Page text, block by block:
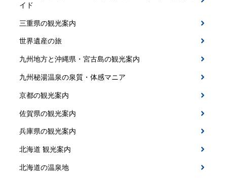
イド
三重県の観光案内
世界遺産の旅
九州地方と沖縄県・宮古島の観光案内
九州秘湯温泉の泉質・体感マニア
京都の観光案内
佐賀県の観光案内
兵庫県の観光案内
北海道 観光案内
北海道の温泉地